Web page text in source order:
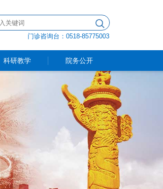
门诊咨询台：0518-85775003
科研教学 院务公开